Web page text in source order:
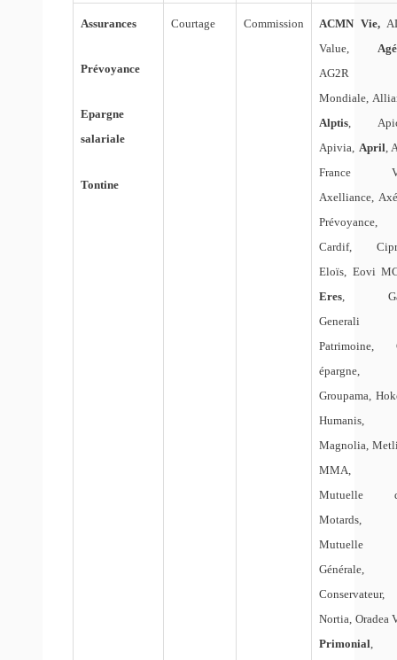
Assurances
Prévoyance
Epargne
salariale
Tontine
Courtage Commission ACMN Vie,
Value,
AG2R
Mondiale,
Alptis ,
Apivia, April ,
France
Axelliance,
Prévoyance,
Cardif,
Eloïs, Eovi
Eres ,
Generali
Patrimoine,
épargne,
Groupama,
Humanis,
Magnolia,
MMA,
Mutuelle
Motards,
Mutuelle
Générale,
Conservateur,
Nortia, Oradea
Primonial